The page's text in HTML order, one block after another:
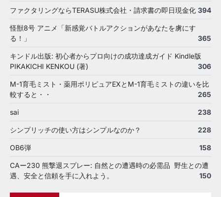
ファクタリングならTERASU株式会社・請求書の即日現金化 394
怪獣8号 アニメ「新感覚バトルアクションがあなたを虜にす
る！」
365
キンドル出版: 初心者からプロ向けの成功達成ガイド Kindle版
PIKAKICHI KENKOU (著)
306
M-1育毛ミスト・薬用ポリピュアEXとM-1育毛ミストの違いを比
較すると・・
265
sai 238
シンプリッチの使い方はシンプルなのか？ 228
OB6弾 158
CAー230 熊撃退スプレー: 自然との遭遇時の必需品 野生との遭
遇、安全と信頼を手に入れよう。
150